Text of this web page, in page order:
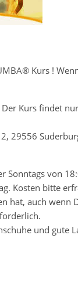
Kurs !
Kurs findet
29556
Sonntags von
Kosten bitte
hat, auch wenn
und gute